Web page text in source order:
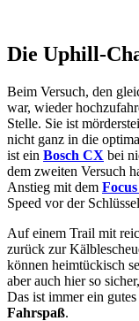
Die Uphill-
Beim Versuch, den
war, wieder
Stelle. Sie ist
nicht ganz in die
ist ein Bosch CX bei
dem zweiten Versuch
Anstieg mit dem
Speed vor der
Auf einem Trail mit
zurück zur
können heimtückisch
aber auch hier so
Das ist immer ein
Fahrspaß.